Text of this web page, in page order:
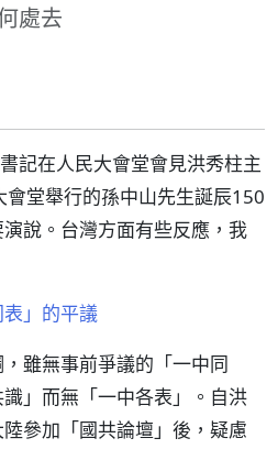
處去
記在人民大會堂會見洪秀柱主
堂舉行的孫中山先生誕辰150
說。台灣方面有些反應，我
表」的平議
雖無事前爭議的「一中同
」而無「一中各表」。自洪
參加「國共論壇」後，疑慮